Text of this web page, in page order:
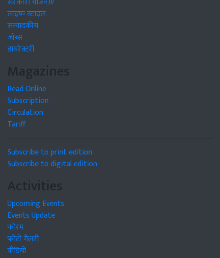
लाइफ स्टाइल
सम्पादकीय
जॉब्स
डायरेक्टरी
Magazines
Read Online
Subscription
Circulation
Tariff
Subscribe to print edition
Subscribe to digital edition
Activities
Upcoming Events
Events Update
फोरम
फोटो गैलरी
वीडियो